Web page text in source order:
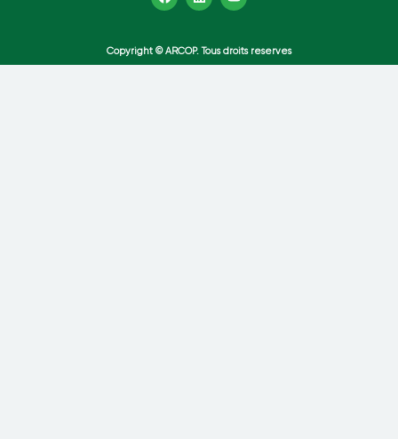
Copyright © ARCOP. Tous droits reserves